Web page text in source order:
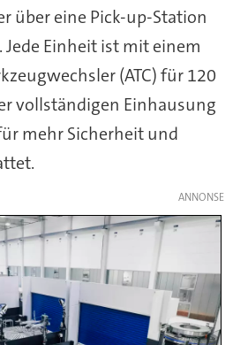
über eine Pick-up-Station
Einheit ist mit einem
(ATC) für 120
vollständigen Einhausung
mehr Sicherheit und